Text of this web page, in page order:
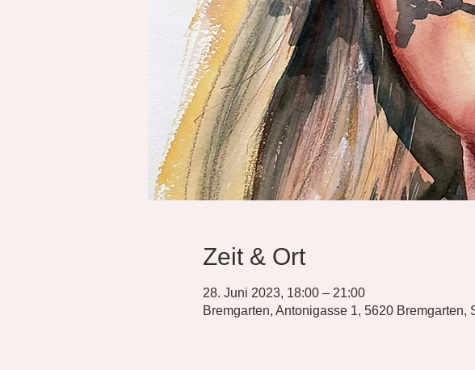
Zeit & Ort
28. Juni 2023, 18:00 – 21:00
Bremgarten, Antonigasse 1, 5620 Bremgarten,